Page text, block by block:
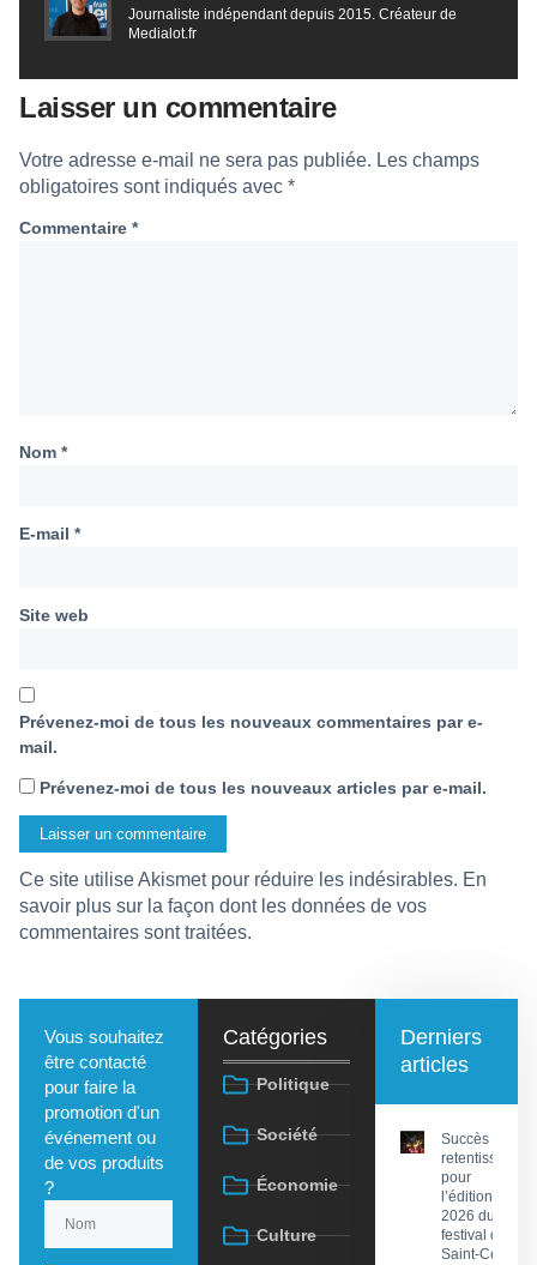
Journaliste indépendant depuis 2015. Créateur de
Medialot.fr
Laisser un commentaire
Votre adresse e-mail ne sera pas publiée. Les champs
obligatoires sont indiqués avec *
Commentaire *
Nom *
E-mail *
Site web
Prévenez-moi de tous les nouveaux commentaires par e-
mail.
Prévenez-moi de tous les nouveaux articles par e-mail.
Ce site utilise Akismet pour réduire les indésirables. En
savoir plus sur la façon dont les données de vos
commentaires sont traitées.
Vous souhaitez
être contacté
pour faire la
promotion d'un
événement ou
de vos produits
?
Catégories
Politique
Société
Économie
Culture
Derniers
articles
Succès
retentissant
pour
l’édition
2026 du
festival de
Saint-Céré